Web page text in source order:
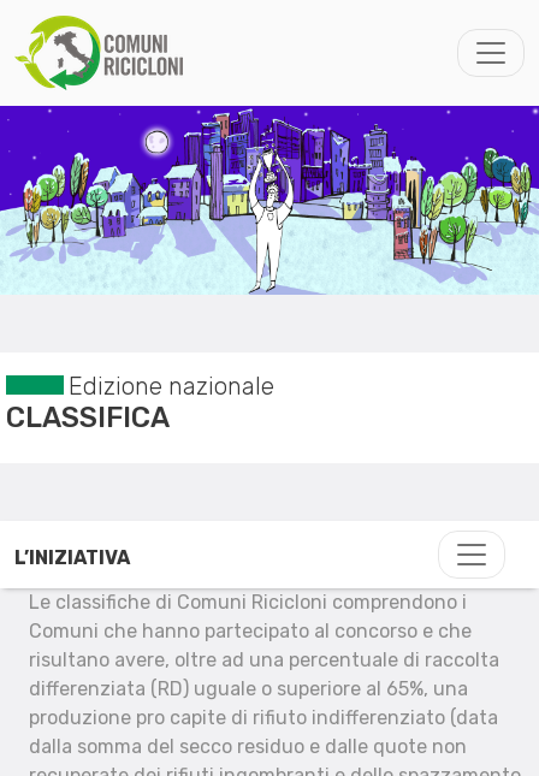
Edizione nazionale
CLASSIFICA
L’INIZIATIVA
Le classifiche di Comuni Ricicloni comprendono i
Comuni che hanno partecipato al concorso e che
risultano avere, oltre ad una percentuale di raccolta
differenziata (RD) uguale o superiore al 65%, una
produzione pro capite di rifiuto indifferenziato (data
dalla somma del secco residuo e dalle quote non